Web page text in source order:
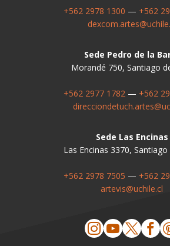
+562 2978 1300 — +562
Sede Pedro de la
Morandé 750, Santiago
+562 2977 1782— +562
Sede Las Encinas
Las Encinas 3370, Santiago
+562 2978 7505 — +562
artevis@uchile.cl